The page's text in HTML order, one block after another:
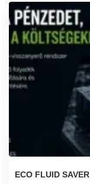
ECO FLUID SAVER